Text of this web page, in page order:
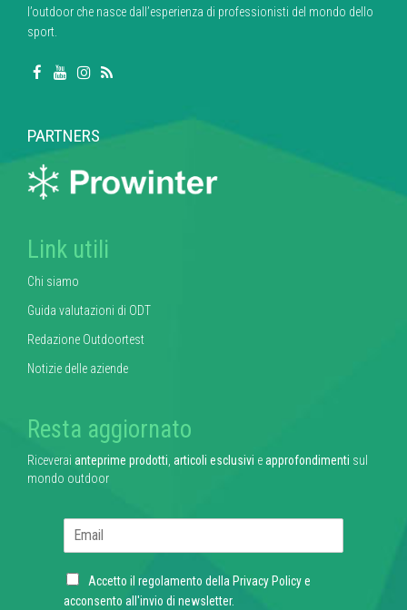
l’outdoor che nasce dall’esperienza di professionisti del mondo dello
sport.
PARTNERS
Link utili
Chi siamo
Guida valutazioni di ODT
Redazione Outdoortest
Notizie delle aziende
Resta aggiornato
Riceverai anteprime prodotti articoli esclusivi eapprofondimenti sul
mondo outdoor
l
C
h
Accetto il regolamento della Privacy Policye
acconsento all'invio di newsletter.